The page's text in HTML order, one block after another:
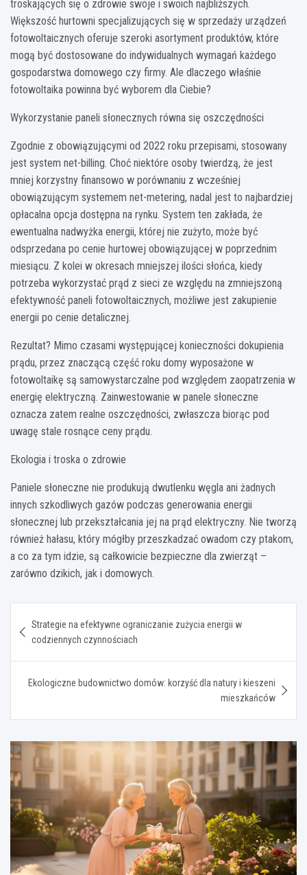
troskających się o zdrowie swoje i swoich najbliższych.
Większość hurtowni specjalizujących się w sprzedaży urządzeń
fotowoltaicznych oferuje szeroki asortyment produktów, które
mogą być dostosowane do indywidualnych wymagań każdego
gospodarstwa domowego czy firmy. Ale dlaczego właśnie
fotowoltaika powinna być wyborem dla Ciebie?
Wykorzystanie paneli słonecznych równa się oszczędności
Zgodnie z obowiązującymi od 2022 roku przepisami, stosowany
jest system net-billing. Choć niektóre osoby twierdzą, że jest
mniej korzystny finansowo w porównaniu z wcześniej
obowiązującym systemem net-metering, nadal jest to najbardziej
opłacalna opcja dostępna na rynku. System ten zakłada, że
ewentualna nadwyżka energii, której nie zużyto, może być
odsprzedana po cenie hurtowej obowiązującej w poprzednim
miesiącu. Z kolei w okresach mniejszej ilości słońca, kiedy
potrzeba wykorzystać prąd z sieci ze względu na zmniejszoną
efektywność paneli fotowoltaicznych, możliwe jest zakupienie
energii po cenie detalicznej.
Rezultat? Mimo czasami występującej konieczności dokupienia
prądu, przez znaczącą część roku domy wyposażone w
fotowoltaikę są samowystarczalne pod względem zaopatrzenia w
energię elektryczną. Zainwestowanie w panele słoneczne
oznacza zatem realne oszczędności, zwłaszcza biorąc pod
uwagę stale rosnące ceny prądu.
Ekologia i troska o zdrowie
Paniele słoneczne nie produkują dwutlenku węgla ani żadnych
innych szkodliwych gazów podczas generowania energii
słonecznej lub przekształcania jej na prąd elektryczny. Nie tworzą
również hałasu, który mógłby przeszkadzać owadom czy ptakom,
a co za tym idzie, są całkowicie bezpieczne dla zwierząt –
zarówno dzikich, jak i domowych.
wpisu
Strategie na efektywne ograniczanie zużycia energii w
codziennych czynnościach
Ekologiczne budownictwo domów: korzyść dla natury i kieszeni
mieszkańców